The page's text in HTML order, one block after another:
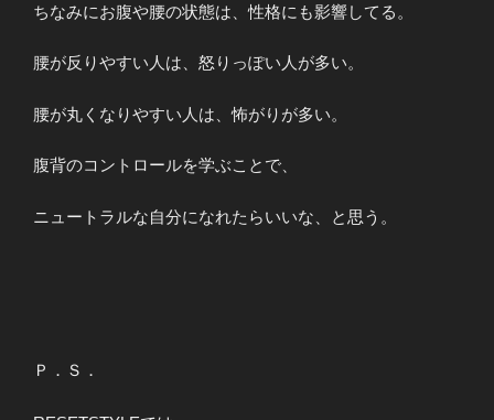
ちなみにお腹や腰の状態は、性格にも影響してる。
腰が反りやすい人は、怒りっぽい人が多い。
腰が丸くなりやすい人は、怖がりが多い。
腹背のコントロールを学ぶことで、
ニュートラルな自分になれたらいいな、と思う。
Ｐ．Ｓ．